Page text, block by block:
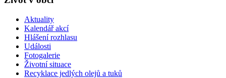
Aktuality
Kalendář akcí
Hlášení rozhlasu
Události
Fotogalerie
Životní situace
Recyklace jedlých olejů a tuků